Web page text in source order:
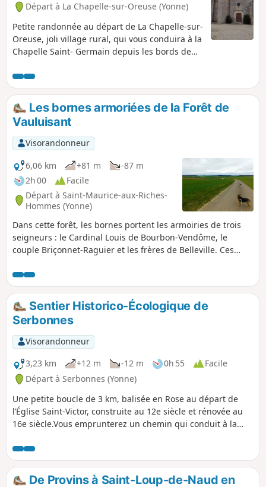
Départ à La Chapelle-sur-Oreuse (Yonne)
Petite randonnée au départ de La Chapelle-sur-
Oreuse, joli village rural, qui vous conduira à la
Chapelle Saint- Germain depuis les bords de
la campagne, puis vous pénétrerez dans les
bois avant d'atteindre la chapelle. Là, une table
d'orientation vous permettra de découvrir la
vallée du Nord de l'Yonne. Au retour, vous
traverserez le village en passant près de
l'Église Saint-Laurent puis entre les étangs de
pêche et longerez le lavoir.
Les bornes armoriées de la Forêt de
Vauluisant
Visorandonneur
6,06 km
+81 m
-87 m
2h 00
Facile
Départ à Saint-Maurice-aux-Riches-
Hommes (Yonne)
Dans cette forêt, les bornes portent les armoiries de trois
seigneurs : le Cardinal Louis de Bourbon-Vendôme, le
couple Briçonnet-Raguier et les frères de Belleville. Ces
suite de contestations sur les limites respectives des uns et
des autres.
Sentier Historico-Écologique de
Serbonnes
Visorandonneur
3,23 km
+12 m -12 m 0h 55
Facile
Départ à Serbonnes (Yonne)
Une petite boucle de 3 km, balisée en Rose au départ de
l’Église Saint-Victor, construite au 12e siècle et rénovée au
16e siècle.Vous emprunterez un chemin qui conduit à la
Eiffel.Cette zone humide renferme plusieurs sources
bouillonnantes.Dans le lavoir lui même, on peut déjà voir
quelques sources frémissantes.En contournant, par le
De Provins à Saint-Loup-de-Naud en